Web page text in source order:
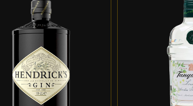
ADD TO CART / DETALLES ADD TO CART